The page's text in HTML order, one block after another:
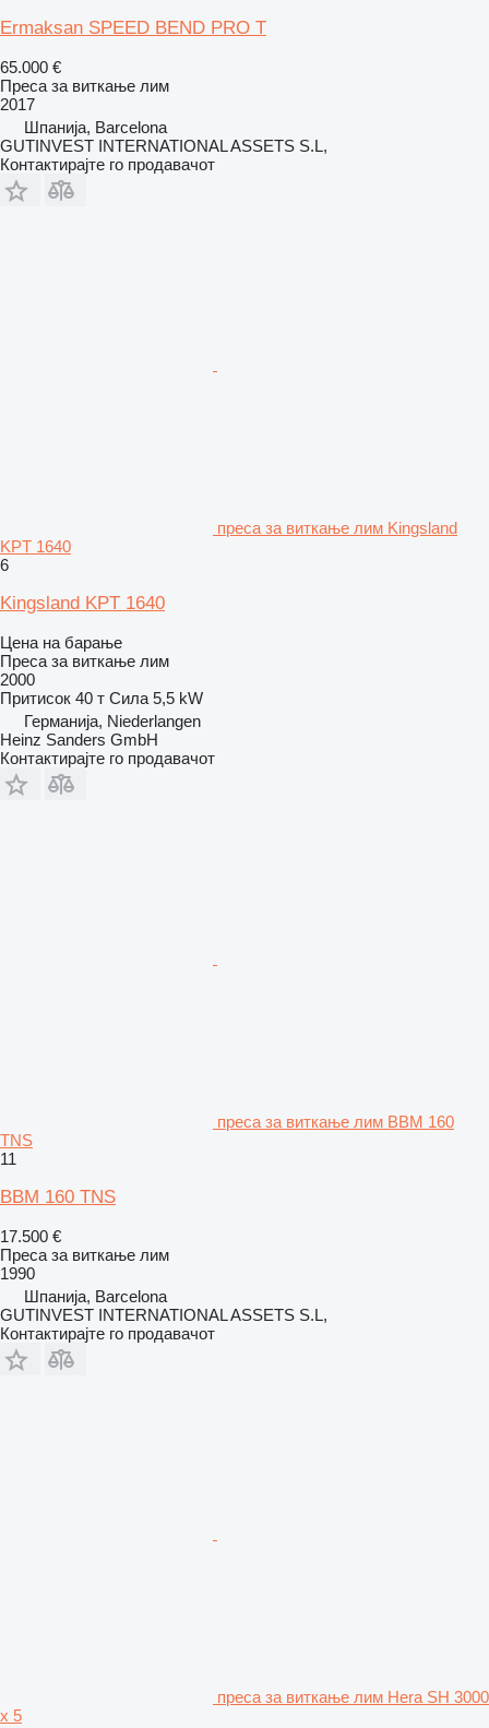
Ermaksan SPEED BEND PRO T
65.000 €
Преса за виткање лим
2017
Шпанија, Barcelona
GUTINVEST INTERNATIONAL ASSETS S.L,
Контактирајте го продавачот
преса за виткање лим Kingsland
KPT 1640
6
Kingsland KPT 1640
Цена на барање
Преса за виткање лим
2000
Притисок 40 т Сила 5,5 kW
Германија, Niederlangen
Heinz Sanders GmbH
Контактирајте го продавачот
преса за виткање лим BBM 160
TNS
11
BBM 160 TNS
17.500 €
Преса за виткање лим
1990
Шпанија, Barcelona
GUTINVEST INTERNATIONAL ASSETS S.L,
Контактирајте го продавачот
преса за виткање лим Hera SH 3000
x 5